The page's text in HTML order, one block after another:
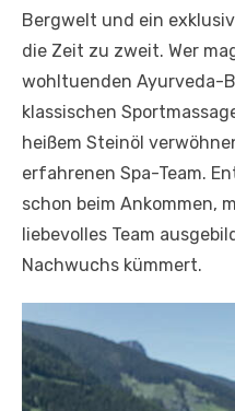
Bergwelt und ein
die Zeit zu zweit. Wer
wohltuenden Ayurveda-
klassischen
heißem Steinöl
erfahrenen Spa-Team.
schon beim Ankommen,
liebevolles Team
Nachwuchs kümmert.